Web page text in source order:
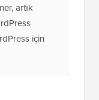
artık
için